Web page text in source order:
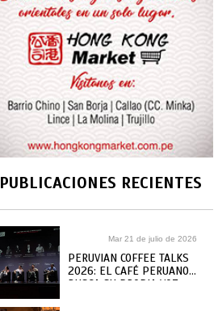
PUBLICACIONES RECIENTES
Mar 21 de julio de 2026
PERUVIAN COFFEE TALKS
2026: EL CAFÉ PERUANO
BUSCA SU PROPIA VOZ